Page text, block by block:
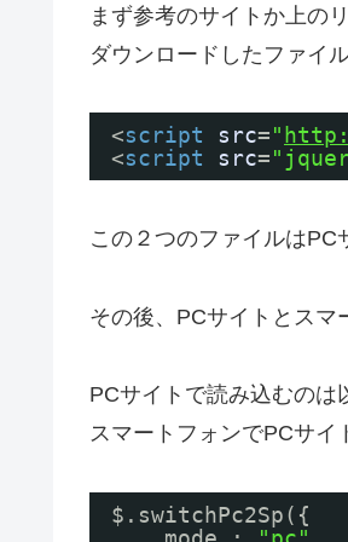
まず参考のサイトか上の
ダウンロードしたファイ
<script src="
<script src=
この２つのファイルはPC
その後、PCサイトとスマ
PCサイトで読み込むのは
スマートフォンでPCサイ
$.switchPc2Sp({